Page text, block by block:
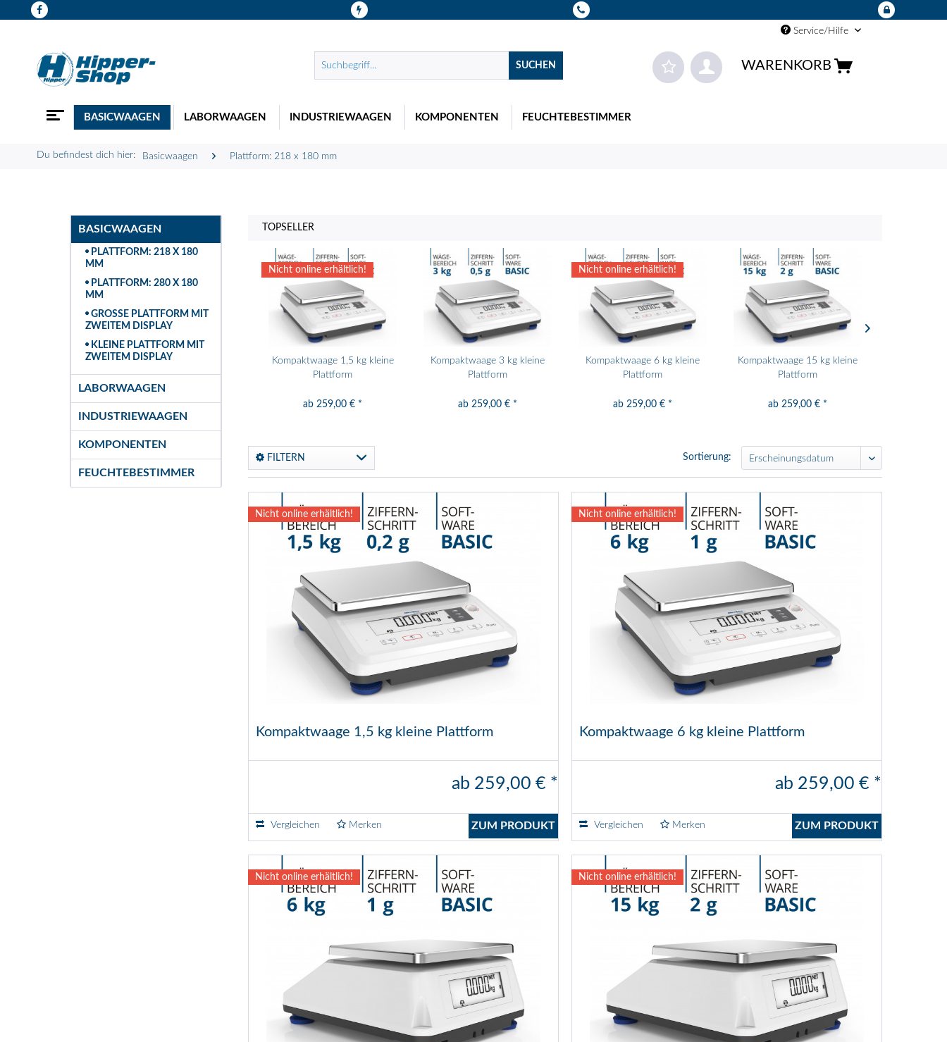
Service/Hilfe
SUCHEN WARENKORB
BASICWAAGEN LABORWAAGEN INDUSTRIEWAAGEN KOMPONENTEN FEUCHTEBESTIMMER
Du befindest dich hier: Basicwaagen Plattform: 218 x 180 mm
BASICWAAGEN
PLATTFORM: 218 X 180
MM
PLATTFORM: 280 X 180
MM
GROSSE PLATTFORM MIT Z
WEITEM DISPLAY
KLEINE PLATTFORM MIT
ZWEITEM DISPLAY
LABORWAAGEN
INDUSTRIEWAAGEN
KOMPONENTEN
FEUCHTEBESTIMMER
TOPSELLER
Nicht online erhältlich!
Kompaktwaage 1,5 kg kleine
Plattform
ab 259,00 € *
Kompaktwaage 3 kg kleine
Plattform
ab 259,00 € *
Nicht online erhältlich!
Kompaktwaage 6 kg kleine
Plattform
ab 259,00 € *
Kompaktwaage 15 kg kleine
Plattform
ab 259,00 € *
FILTERN Sortierung:
Nicht online erhältlich!
Kompaktwaage 1,5 kg kleine Plattform
ab 259,00 € *
ZUM PRODUKT
Vergleichen Merken
Nicht online erhältlich!
Kompaktwaage 6 kg kleine Plattform
ab 259,00 € *
ZUM PRODUKT
Vergleichen Merken
Nicht online erhältlich! Nicht online erhältlich!